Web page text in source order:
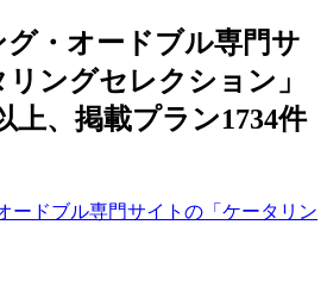
・オードブル専門サ
ングセレクション」
上、掲載プラン1734件